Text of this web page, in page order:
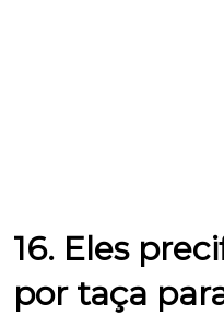
16. Eles
por taça